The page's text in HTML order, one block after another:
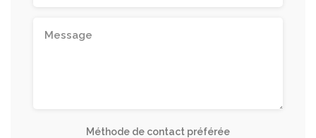
Méthode de contact préférée